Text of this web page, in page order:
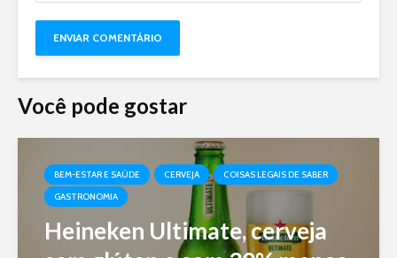
Você pode gostar
BEM-ESTAR E SAÚDE CERVEJA
COISAS LEGAIS DE SABER
GASTRONOMIA
Heineken Ultimate, cerveja